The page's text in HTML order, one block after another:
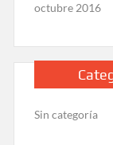
octubre 2016
Sin categoría